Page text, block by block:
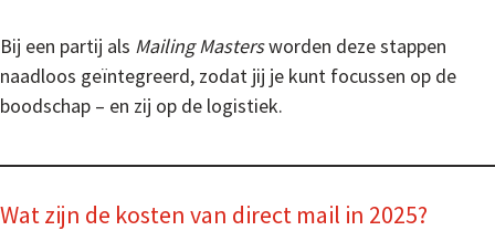
Bij een partij als Mailing Mastersworden deze stappen
naadloos geïntegreerd, zodat jij je kunt focussen op de
boodschap – en zij op de logistiek.
Wat zijn de kosten van direct mail in 2025?